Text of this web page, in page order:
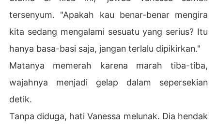
tersenyum. "Apakah kau benar-benar mengira
kita sedang mengalami sesuatu yang serius? Itu
hanya basa-basi saja, jangan terlalu dipikirkan."
Matanya memerah karena marah tiba-tiba,
wajahnya menjadi gelap dalam sepersekian
detik.
Tanpa diduga, hati Vanessa melunak. Dia hendak